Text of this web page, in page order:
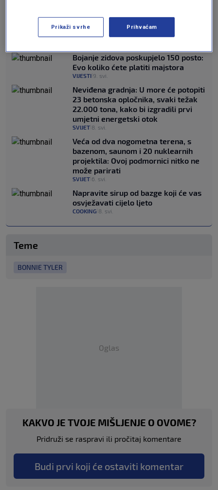
PROČITAJTE JOŠ
Bojanje zidova poskupjelo 150 posto:
Evo koliko ćete platiti majstora
VIJESTI 9. svi.
Neviđena gradnja: U more će potopiti
23 betonska opločnika, svaki težak
22.000 tona, kako bi izgradili prvi
umjetni energetski otok
SVIJET 8. svi.
Veća od dva nogometna terena, s
bazenom, saunom i 20 nuklearnih
projektila: Ovoj podmornici nitko ne
može parirati
SVIJET 6. svi.
Napravite sirup od bazge koji će vas
osvježavati cijelo ljeto
COOKING 8. svi.
Teme
BONNIE TYLER
Oglas
KAKVO JE TVOJE MIŠLJENJE O OVOME?
Pridruži se raspravi ili pročitaj komentare
Budi prvi koji će ostaviti komentar
Prikaži svrhe Prihvaćam